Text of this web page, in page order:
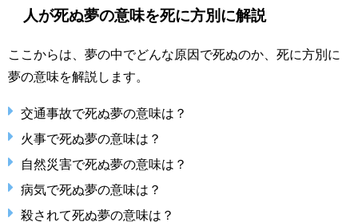
人が死ぬ夢の意味を死に方別に解説
ここからは、夢の中でどんな原因で死ぬのか、死に方別に
夢の意味を解説します。
交通事故で死ぬ夢の意味は？
火事で死ぬ夢の意味は？
自然災害で死ぬ夢の意味は？
病気で死ぬ夢の意味は？
殺されて死ぬ夢の意味は？